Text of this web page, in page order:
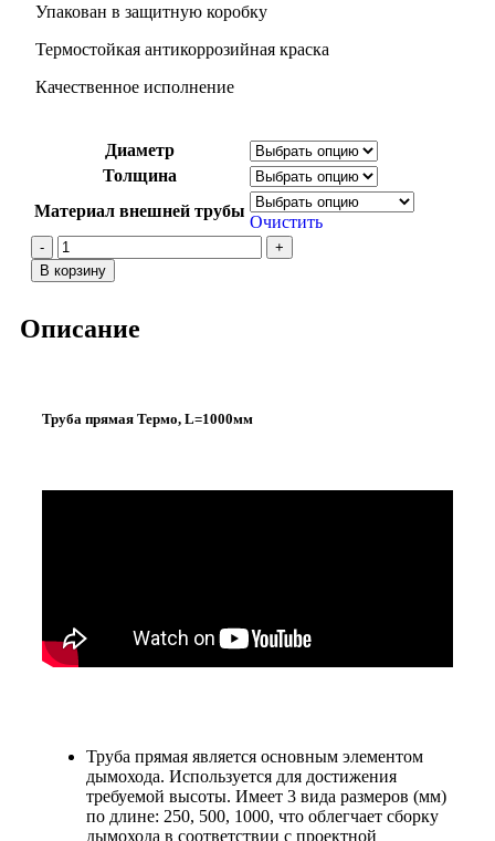
Упакован в защитную коробку
Термостойкая антикоррозийная краска
Качественное исполнение
Диаметр
Толщина
Материал внешней трубы
Очистить
В корзину
Описание
Труба прямая Термо, L=1000мм
Труба прямая является основным элементом
дымохода. Используется для достижения
требуемой высоты. Имеет 3 вида размеров (мм)
по длине: 250, 500, 1000, что облегчает сборку
дымохода в соответствии с проектной